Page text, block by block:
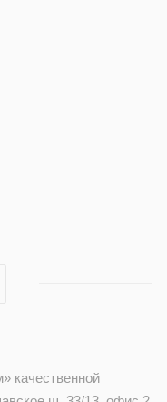
качественной